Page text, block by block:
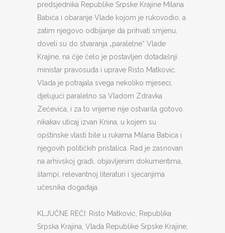
predsjednika Republike Srpske Krajine Milana
Babića i obaranje Vlade kojom je rukovodio, a
zatim njegovo odbijanje da prihvati smjenu,
doveli su do stvaranja „paralelne“ Vlade
Krajine, na čije čelo je postavljen dotadašnji
ministar pravosuđa i uprave Risto Matković.
Vlada je potrajala svega nekoliko mjeseci,
djelujući paralelno sa Vladom Zdravka
Zečevića, i za to vrijeme nije ostvarila gotovo
nikakav uticaj izvan Knina, u kojem su
opštinske vlasti bile u rukama Milana Babića i
njegovih političkih pristalica. Rad je zasnovan
na arhivskoj građi, objavljenim dokumentima,
štampi, relevantnoj literaturi i sjećanjima
učesnika događaja.
KLJUČNE REČI: Risto Matković, Republika
Srpska Krajina, Vlada Republike Srpske Krajine,